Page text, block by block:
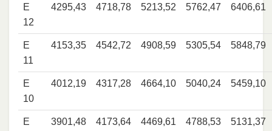
E
12
4295,43 4718,78 5213,52 5762,47 6406,61
E
11
4153,35 4542,72 4908,59 5305,54 5848,79
E
10
4012,19 4317,28 4664,10 5040,24 5459,10
E
3901,48 4173,64 4469,61 4788,53 5131,37